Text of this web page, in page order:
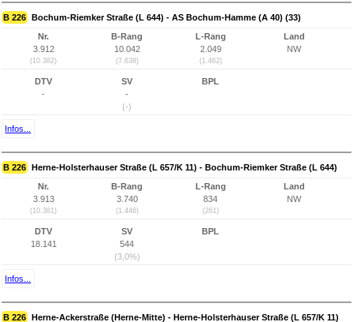
B 226 Bochum-Riemker Straße (L 644) - AS Bochum-Hamme (A 40) (33)
Nr.
3.912
(10.382)
B-Rang
10.042
(7.638)
L-Rang
2.049
(1.462)
Land
NW
DTV
-
SV
-
(-)
BPL
Infos...
B 226 Herne-Holsterhauser Straße (L 657/K 11) - Bochum-Riemker Straße (L 644)
Nr.
3.913
(10.381)
B-Rang
3.740
(1.446)
L-Rang
834
(261)
Land
NW
DTV
18.141
SV
544
(3,0%)
BPL
Infos...
B 226 Herne-Ackerstraße (Herne-Mitte) - Herne-Holsterhauser Straße (L 657/K 11)